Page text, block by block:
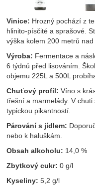
Vinice: Hrozný pochází z
hlinito-písčité a sprašové.
výška kolem 200 metrů nad
Výroba: Fermentace a
6 týdnů před lisováním.
objemu 225L a 500L
Chuťový profil: Víno s
třešní a marmelády. V
typickou pikantností.
Párování s jídlem:
nebo k haluškám.
Obsah alkoholu: 14,0 %
Zbytkový cukr: 0 g/l
Kyseliny: 5,2 g/l